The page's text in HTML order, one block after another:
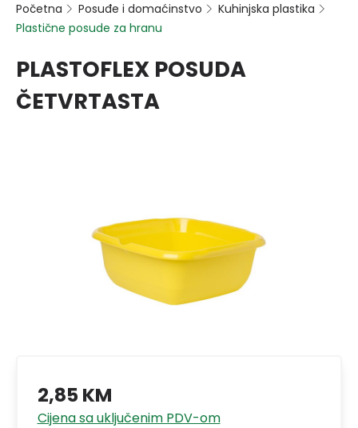
Početna Posuđe i domaćinstvo
Kuhinjska plastika
Plastične posude za hranu
PLASTOFLEX POSUDA
ČETVRTASTA
2,85 KM
Cijena sa uključenim PDV-om